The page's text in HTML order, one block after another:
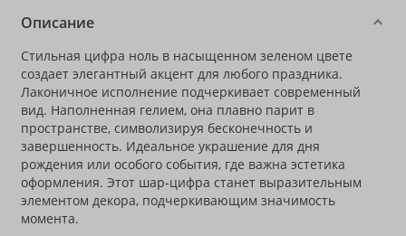
Описание
Стильная цифра ноль в насыщенном зеленом цвете
создает элегантный акцент для любого праздника.
Лаконичное исполнение подчеркивает современный
вид. Наполненная гелием, она плавно парит в
пространстве, символизируя бесконечность и
завершенность. Идеальное украшение для дня
рождения или особого события, где важна эстетика
оформления. Этот шар-цифра станет выразительным
элементом декора, подчеркивающим значимость
момента.